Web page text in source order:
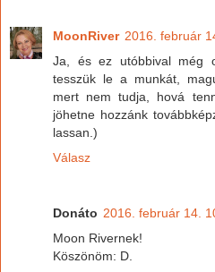
MoonRiver 2016. február
Ja, és ez utóbbival még
tesszük le a munkát,
mert nem tudja, hová
jöhetne hozzánk
lassan.)
Válasz
Donáto 2016. február 14.
Moon Rivernek!
Köszönöm: D.